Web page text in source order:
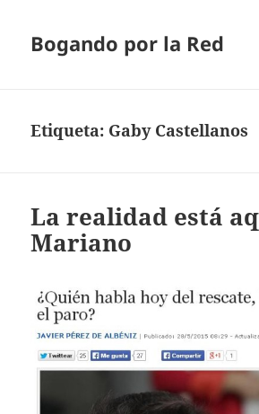
Bogando por la Red
Etiqueta: Gaby Castellanos
La realidad está
Mariano